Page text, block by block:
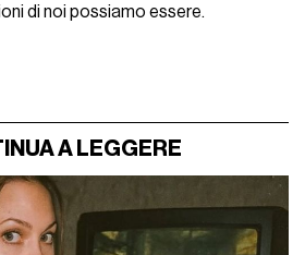
di noi possiamo essere.
A LEGGERE